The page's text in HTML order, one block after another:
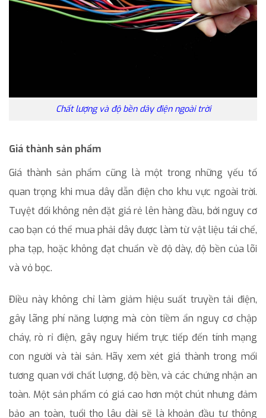
Chất lượng và độ bền dây điện ngoài trời
Giá thành sản phẩm
Giá thành sản phẩm cũng là một trong những yếu tố
quan trọng khi mua dây dẫn điện cho khu vực ngoài trời.
Tuyệt đối không nên đặt giá rẻ lên hàng đầu, bởi nguy cơ
cao bạn có thể mua phải dây được làm từ vật liệu tái chế,
pha tạp, hoặc không đạt chuẩn về độ dày, độ bền của lõi
và vỏ bọc.
Điều này không chỉ làm giảm hiệu suất truyền tải điện,
gây lãng phí năng lượng mà còn tiềm ẩn nguy cơ chập
cháy, rò rỉ điện, gây nguy hiểm trực tiếp đến tính mạng
con người và tài sản. Hãy xem xét giá thành trong mối
tương quan với chất lượng, độ bền, và các chứng nhận an
toàn. Một sản phẩm có giá cao hơn một chút nhưng đảm
bảo an toàn, tuổi thọ lâu dài sẽ là khoản đầu tư thông